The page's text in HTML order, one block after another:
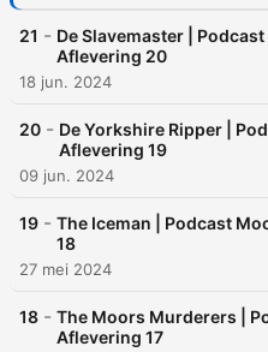
21 - De Slavemaster |
Aflevering 20
18 jun. 2024
20 - De Yorkshire Ripper |
Aflevering 19
09 jun. 2024
19 - The Iceman | Podcast
18
27 mei 2024
18 - The Moors Murderers |
Aflevering 17